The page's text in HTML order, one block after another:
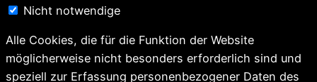
Nicht notwendige
Alle Cookies, die für die Funktion der Website
möglicherweise nicht besonders erforderlich sind und
speziell zur Erfassung personenbezogener Daten des